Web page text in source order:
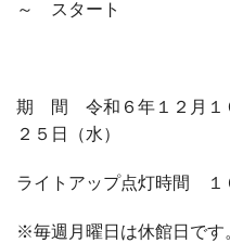
～ スタート
期 間 令和６年１２月１
２５日（水）
ライトアップ点灯時間 １
※毎週月曜日は休館日です